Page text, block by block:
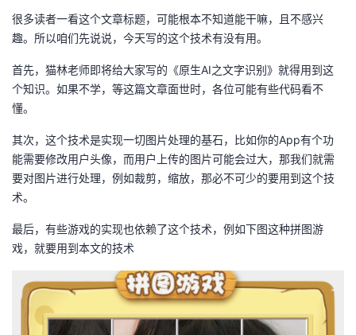
我
博
的
坛
我
圈
的
播
我
活
动
的
关
注
我
的
开
我
的我
很多读者一看这个文章标题，可能根本不知道能干嘛，且不感兴
趣。所以咱们先说说，今天写的这个技术有没有用。
首先，猫林老师即将给大家写的《原生AI之文字识别》就得用到这
个知识。如果不学，等这篇文章面世时，各位可能有些代码看不
懂。
其次，这个技术是实现一切图片处理的基石，比如你的App有个功
能需要修改用户头像，而用户上传的图片可能会过大，那我们就需
要对图片进行处理，例如裁剪，缩放，那必不可少的要用到这个技
术。
最后，有些游戏的实现也依赖了这个技术，例如下图这种拼图游
戏，就要用到本文的技术